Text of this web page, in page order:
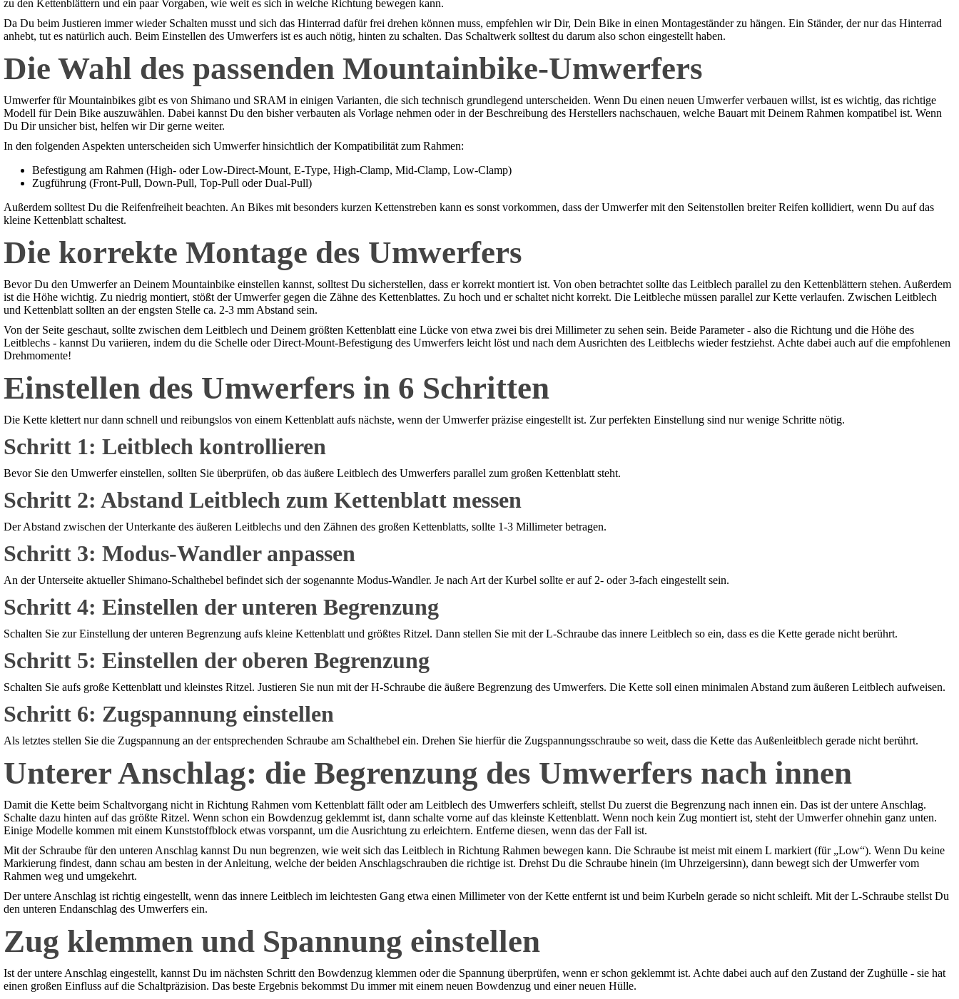
zu den Kettenblättern und ein paar Vorgaben, wie weit es sich in welche Richtung bewegen kann.
Da Du beim Justieren immer wieder Schalten musst und sich das Hinterrad dafür frei drehen können muss, empfehlen wir Dir, Dein Bike in einen Montageständer zu hängen. Ein Ständer, der nur das Hinterrad
anhebt, tut es natürlich auch. Beim Einstellen des Umwerfers ist es auch nötig, hinten zu schalten. Das Schaltwerk solltest du darum also schon eingestellt haben.
Die Wahl des passenden Mountainbike-Umwerfers
Umwerfer für Mountainbikes gibt es von Shimano und SRAM in einigen Varianten, die sich technisch grundlegend unterscheiden. Wenn Du einen neuen Umwerfer verbauen willst, ist es wichtig, das richtige
Modell für Dein Bike auszuwählen. Dabei kannst Du den bisher verbauten als Vorlage nehmen oder in der Beschreibung des Herstellers nachschauen, welche Bauart mit Deinem Rahmen kompatibel ist. Wenn
Du Dir unsicher bist, helfen wir Dir gerne weiter.
In den folgenden Aspekten unterscheiden sich Umwerfer hinsichtlich der Kompatibilität zum Rahmen:
Befestigung am Rahmen (High- oder Low-Direct-Mount, E-Type, High-Clamp, Mid-Clamp, Low-Clamp)
Zugführung (Front-Pull, Down-Pull, Top-Pull oder Dual-Pull)
Außerdem solltest Du die Reifenfreiheit beachten. An Bikes mit besonders kurzen Kettenstreben kann es sonst vorkommen, dass der Umwerfer mit den Seitenstollen breiter Reifen kollidiert, wenn Du auf das
kleine Kettenblatt schaltest.
Die korrekte Montage des Umwerfers
Bevor Du den Umwerfer an Deinem Mountainbike einstellen kannst, solltest Du sicherstellen, dass er korrekt montiert ist. Von oben betrachtet sollte das Leitblech parallel zu den Kettenblättern stehen. Außerdem
ist die Höhe wichtig. Zu niedrig montiert, stößt der Umwerfer gegen die Zähne des Kettenblattes. Zu hoch und er schaltet nicht korrekt. Die Leitbleche müssen parallel zur Kette verlaufen. Zwischen Leitblech
und Kettenblatt sollten an der engsten Stelle ca. 2-3 mm Abstand sein.
Von der Seite geschaut, sollte zwischen dem Leitblech und Deinem größten Kettenblatt eine Lücke von etwa zwei bis drei Millimeter zu sehen sein. Beide Parameter - also die Richtung und die Höhe des
Leitblechs - kannst Du variieren, indem du die Schelle oder Direct-Mount-Befestigung des Umwerfers leicht löst und nach dem Ausrichten des Leitblechs wieder festziehst. Achte dabei auch auf die empfohlenen
Drehmomente!
Einstellen des Umwerfers in 6 Schritten
Die Kette klettert nur dann schnell und reibungslos von einem Kettenblatt aufs nächste, wenn der Umwerfer präzise eingestellt ist. Zur perfekten Einstellung sind nur wenige Schritte nötig.
Schritt 1: Leitblech kontrollieren
Bevor Sie den Umwerfer einstellen, sollten Sie überprüfen, ob das äußere Leitblech des Umwerfers parallel zum großen Kettenblatt steht.
Schritt 2: Abstand Leitblech zum Kettenblatt messen
Der Abstand zwischen der Unterkante des äußeren Leitblechs und den Zähnen des großen Kettenblatts, sollte 1-3 Millimeter betragen.
Schritt 3: Modus-Wandler anpassen
An der Unterseite aktueller Shimano-Schalthebel befindet sich der sogenannte Modus-Wandler. Je nach Art der Kurbel sollte er auf 2- oder 3-fach eingestellt sein.
Schritt 4: Einstellen der unteren Begrenzung
Schalten Sie zur Einstellung der unteren Begrenzung aufs kleine Kettenblatt und größtes Ritzel. Dann stellen Sie mit der L-Schraube das innere Leitblech so ein, dass es die Kette gerade nicht berührt.
Schritt 5: Einstellen der oberen Begrenzung
Schalten Sie aufs große Kettenblatt und kleinstes Ritzel. Justieren Sie nun mit der H-Schraube die äußere Begrenzung des Umwerfers. Die Kette soll einen minimalen Abstand zum äußeren Leitblech aufweisen.
Schritt 6: Zugspannung einstellen
Als letztes stellen Sie die Zugspannung an der entsprechenden Schraube am Schalthebel ein. Drehen Sie hierfür die Zugspannungsschraube so weit, dass die Kette das Außenleitblech gerade nicht berührt.
Unterer Anschlag: die Begrenzung des Umwerfers nach innen
Damit die Kette beim Schaltvorgang nicht in Richtung Rahmen vom Kettenblatt fällt oder am Leitblech des Umwerfers schleift, stellst Du zuerst die Begrenzung nach innen ein. Das ist der untere Anschlag.
Schalte dazu hinten auf das größte Ritzel. Wenn schon ein Bowdenzug geklemmt ist, dann schalte vorne auf das kleinste Kettenblatt. Wenn noch kein Zug montiert ist, steht der Umwerfer ohnehin ganz unten.
Einige Modelle kommen mit einem Kunststoffblock etwas vorspannt, um die Ausrichtung zu erleichtern. Entferne diesen, wenn das der Fall ist.
Mit der Schraube für den unteren Anschlag kannst Du nun begrenzen, wie weit sich das Leitblech in Richtung Rahmen bewegen kann. Die Schraube ist meist mit einem L markiert (für „Low“). Wenn Du keine
Markierung findest, dann schau am besten in der Anleitung, welche der beiden Anschlagschrauben die richtige ist. Drehst Du die Schraube hinein (im Uhrzeigersinn), dann bewegt sich der Umwerfer vom
Rahmen weg und umgekehrt.
Der untere Anschlag ist richtig eingestellt, wenn das innere Leitblech im leichtesten Gang etwa einen Millimeter von der Kette entfernt ist und beim Kurbeln gerade so nicht schleift. Mit der L-Schraube stellst Du
den unteren Endanschlag des Umwerfers ein.
Zug klemmen und Spannung einstellen
Ist der untere Anschlag eingestellt, kannst Du im nächsten Schritt den Bowdenzug klemmen oder die Spannung überprüfen, wenn er schon geklemmt ist. Achte dabei auch auf den Zustand der Zughülle - sie hat
einen großen Einfluss auf die Schaltpräzision. Das beste Ergebnis bekommst Du immer mit einem neuen Bowdenzug und einer neuen Hülle.